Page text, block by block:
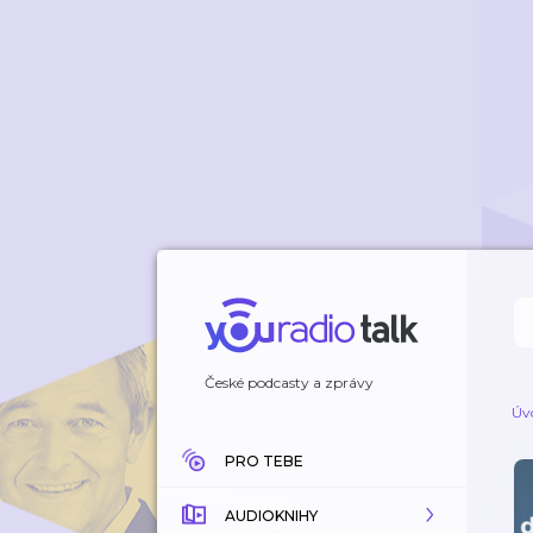
České podcasty a zprávy
PRO TEBE
AUDIOKNIHY